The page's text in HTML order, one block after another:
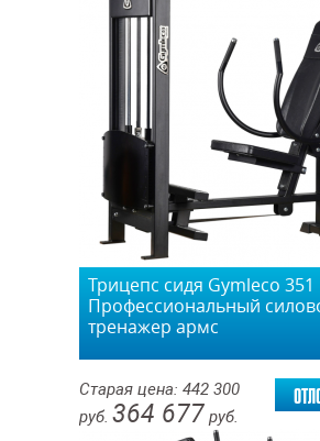
Трицепс сидя Gymleco 351
Профессиональный
тренажер армс
Старая цена: 442 300
руб. 364 677 руб.